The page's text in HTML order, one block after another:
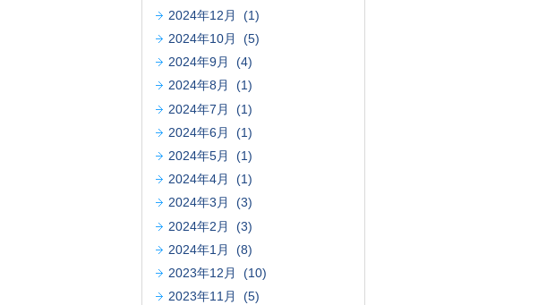
2024年12月 (1)
2024年10月 (5)
2024年9月 (4)
2024年8月 (1)
2024年7月 (1)
2024年6月 (1)
2024年5月 (1)
2024年4月 (1)
2024年3月 (3)
2024年2月 (3)
2024年1月 (8)
2023年12月 (10)
2023年11月 (5)